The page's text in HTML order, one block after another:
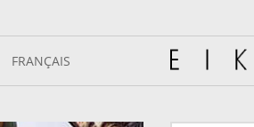
FRANÇAIS